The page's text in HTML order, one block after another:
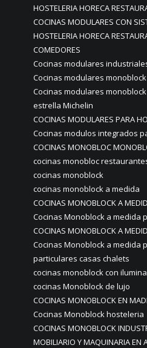
HOSTELERIA HORECA
COCINAS MODULARES CON
HOSTELERIA HORECA
COMEDORES
Cocinas modulares
Cocinas modulares
Cocinas modulares
estrella Michelin
COCINAS MODULARES PARA
Cocinas modulos integrados
COCINAS MONOBLOC
cocinas monobloc
cocinas monoblock
cocinas monoblock a medida
COCINAS MONOBLOCK A
Cocinas Monoblock a medida
COCINAS MONOBLOCK A
Cocinas Monoblock a medida
particulares casas chalets
cocinas monoblock con
cocinas Monoblock de lujo
COCINAS MONOBLOCK EN
Cocinas Monoblock hosteleria
COCINAS MONOBLOCK
MOBILIARIO Y MAQUINARIA EN